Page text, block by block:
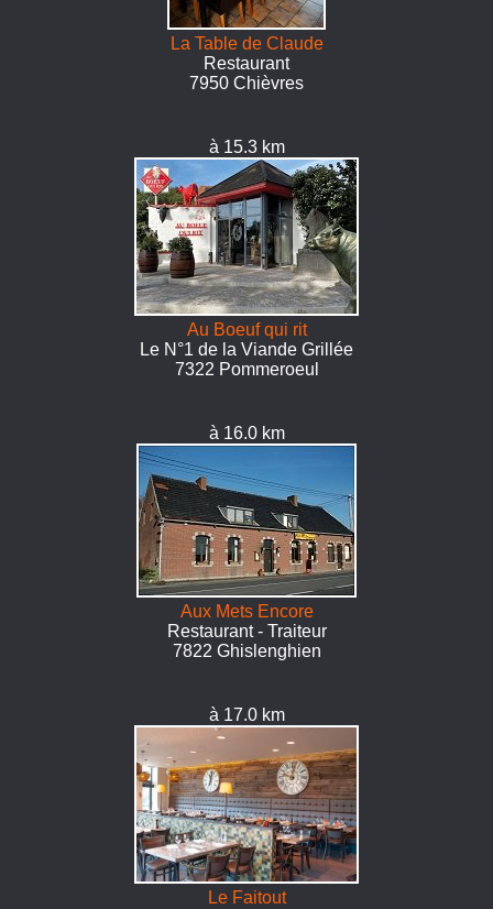
La Table de Claude
Restaurant
7950 Chièvres
à 15.3 km
Au Boeuf qui rit
Le N°1 de la Viande Grillée
7322 Pommeroeul
à 16.0 km
Aux Mets Encore
Restaurant - Traiteur
7822 Ghislenghien
à 17.0 km
Le Faitout